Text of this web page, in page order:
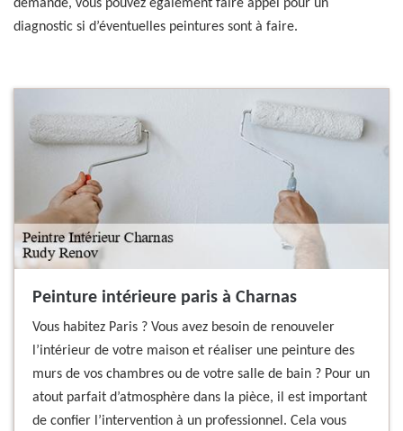
demande, vous pouvez également faire appel pour un
diagnostic si d’éventuelles peintures sont à faire.
Peinture intérieure paris à Charnas
Vous habitez Paris ? Vous avez besoin de renouveler
l’intérieur de votre maison et réaliser une peinture des
murs de vos chambres ou de votre salle de bain ? Pour un
atout parfait d’atmosphère dans la pièce, il est important
de confier l’intervention à un professionnel. Cela vous